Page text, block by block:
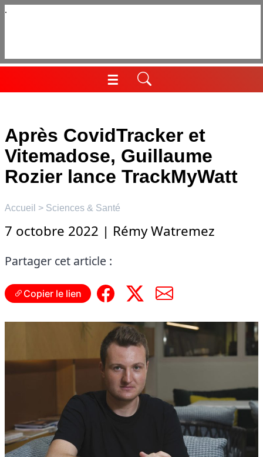
Aller
☰
Menu
Après CovidTracker et
Vitemadose, Guillaume
Rozier lance TrackMyWatt
Accueil > Sciences & Santé
7 octobre 2022 | Rémy Watremez
Partager cet article :
Copier le lien